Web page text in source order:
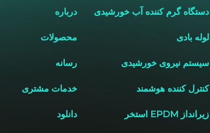
دستگاه گرم کننده آب خورشیدی
لوله بادی
سیستم نیروی خورشیدی
کنترل کننده هوشمند
زیرانداز EPDM استخر
درباره
محصولات
رسانه
خدمات مشتری
دانلود